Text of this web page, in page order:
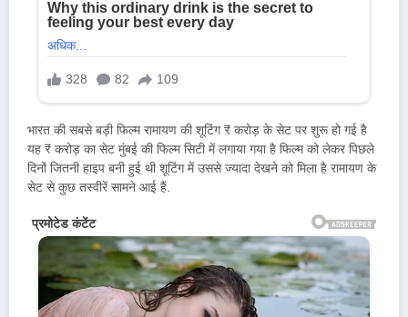
भारत की सबसे बड़ी फिल्म रामायण की शूटिंग ₹ करोड़ के सेट पर शुरू हो गई है
यह ₹ करोड़ का सेट मुंबई की फिल्म सिटी में लगाया गया है फिल्म को लेकर पिछले
दिनों जितनी हाइप बनी हुई थी शूटिंग में उससे ज्यादा देखने को मिला है रामायण के
सेट से कुछ तस्वीरें सामने आई हैं.